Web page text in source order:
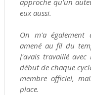
approche qu'un
eux aussi.
On m'a
amené au fil du
J'avais travaillé
début de chaque
membre officiel,
place.